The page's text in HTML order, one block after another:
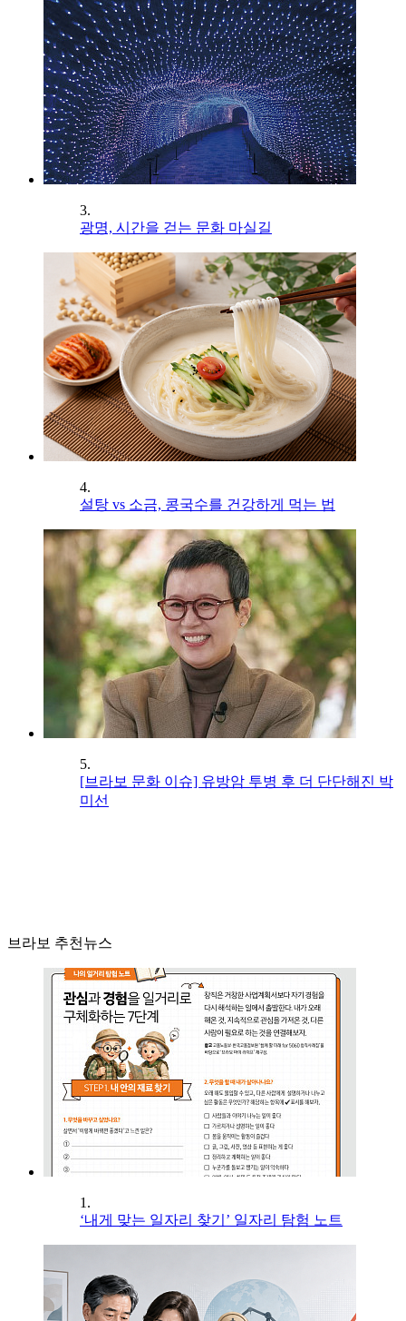
3.
광명, 시간을 걷는 문화 마실길
4.
설탕 vs 소금, 콩국수를 건강하게 먹는 법
5.
[브라보 문화 이슈] 유방암 투병 후 더 단단해진 박
미선
브라보 추천뉴스
1.
‘내게 맞는 일자리 찾기’ 일자리 탐험 노트